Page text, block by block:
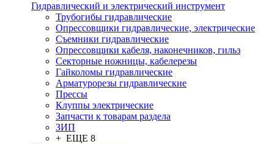
Гидравлический и электрический инструмент
Трубогибы гидравлические
Опрессовщики гидравлические, электрические
Съемники гидравлические
Опрессовщики кабеля, наконечников, гильз
Секторные ножницы, кабелерезы
Гайколомы гидравлические
Арматурорезы гидравлические
Прессы
Клуппы электрические
Запчасти к товарам раздела
ЗИП
+ ЕЩЕ 8